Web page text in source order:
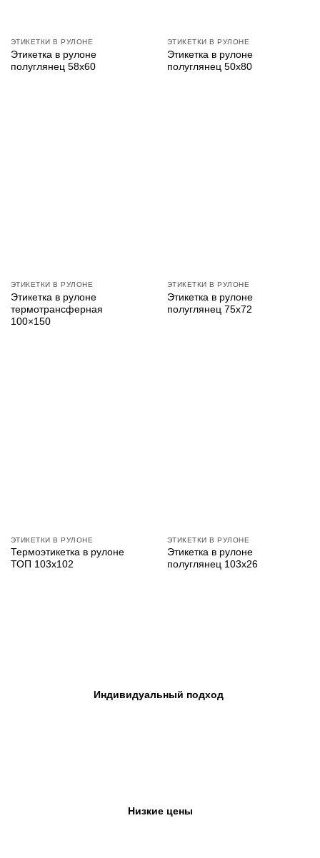
ЭТИКЕТКИ В РУЛОНЕ
Этикетка в рулоне
полуглянец 58х60
ЭТИКЕТКИ В РУЛОНЕ
Этикетка в рулоне
полуглянец 50х80
ЭТИКЕТКИ В РУЛОНЕ
Этикетка в рулоне
термотрансферная
100×150
ЭТИКЕТКИ В РУЛОНЕ
Этикетка в рулоне
полуглянец 75х72
ЭТИКЕТКИ В РУЛОНЕ
Термоэтикетка в рулоне
ТОП 103х102
ЭТИКЕТКИ В РУЛОНЕ
Этикетка в рулоне
полуглянец 103х26
Индивидуальный подход
Низкие цены